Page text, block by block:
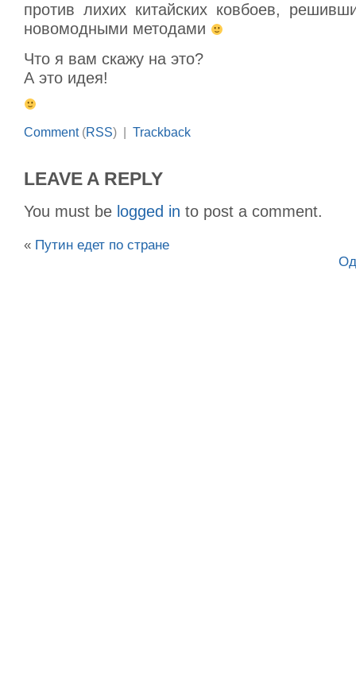
против лихих китайских ковбоев,
новомодными методами
Что я вам скажу на это?
А это идея!
Comment(RSS) | Trackback
LEAVE A REPLY
You must be logged in to post a comment.
« Путин едет по стране